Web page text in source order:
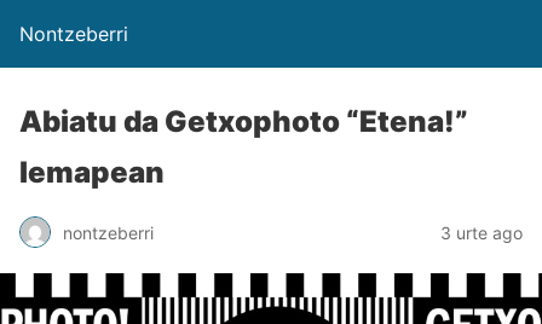
Nontzeberri
Abiatu da Getxophoto “Etena!”
lemapean
nontzeberri 3 urte ago